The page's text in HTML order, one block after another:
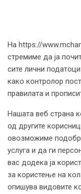
На https://
стремиме да ја
сите лични
како контролор
правилата и
Нашата веб страна
од другите
овозможиме
услуга и да ги
вас додека ја
за користење на
опишува видовите